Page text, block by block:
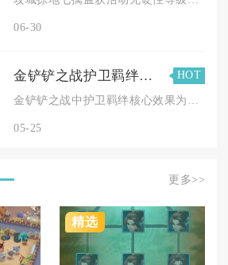
06-30
金铲铲之战护卫羁绊效果是什么
HOT
05-25
更多>>
精选